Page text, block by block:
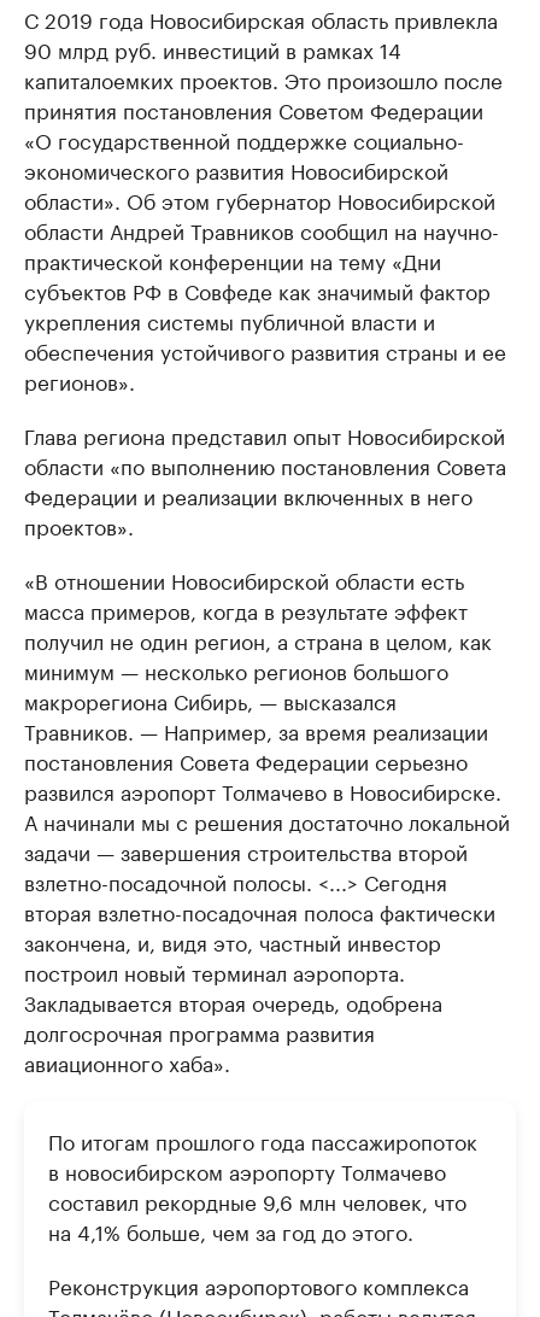
С 2019 года Новосибирская область привлекла
90 млрд руб. инвестиций в рамках 14
капиталоемких проектов. Это произошло после
принятия постановления Советом Федерации
«О государственной поддержке социально-
экономического развития Новосибирской
области». Об этом губернатор Новосибирской
области Андрей Травников сообщил на научно-
практической конференции на тему «Дни
субъектов РФ в Совфеде как значимый фактор
укрепления системы публичной власти и
обеспечения устойчивого развития страны и ее
регионов».
Глава региона представил опыт Новосибирской
области «по выполнению постановления Совета
Федерации и реализации включенных в него
проектов».
«В отношении Новосибирской области есть
масса примеров, когда в результате эффект
получил не один регион, а страна в целом, как
минимум — несколько регионов большого
макрорегиона Сибирь, — высказался
Травников. — Например, за время реализации
постановления Совета Федерации серьезно
развился аэропорт Толмачево в Новосибирске.
А начинали мы с решения достаточно локальной
задачи — завершения строительства второй
взлетно-посадочной полосы. <...> Сегодня
вторая взлетно-посадочная полоса фактически
закончена, и, видя это, частный инвестор
построил новый терминал аэропорта.
Закладывается вторая очередь, одобрена
долгосрочная программа развития
авиационного хаба».
По итогам прошлого года пассажиропоток
в новосибирском аэропорту Толмачево
составил рекордные 9,6 млн человек, что
на 4,1% больше, чем за год до этого.
Реконструкция аэропортового комплекса